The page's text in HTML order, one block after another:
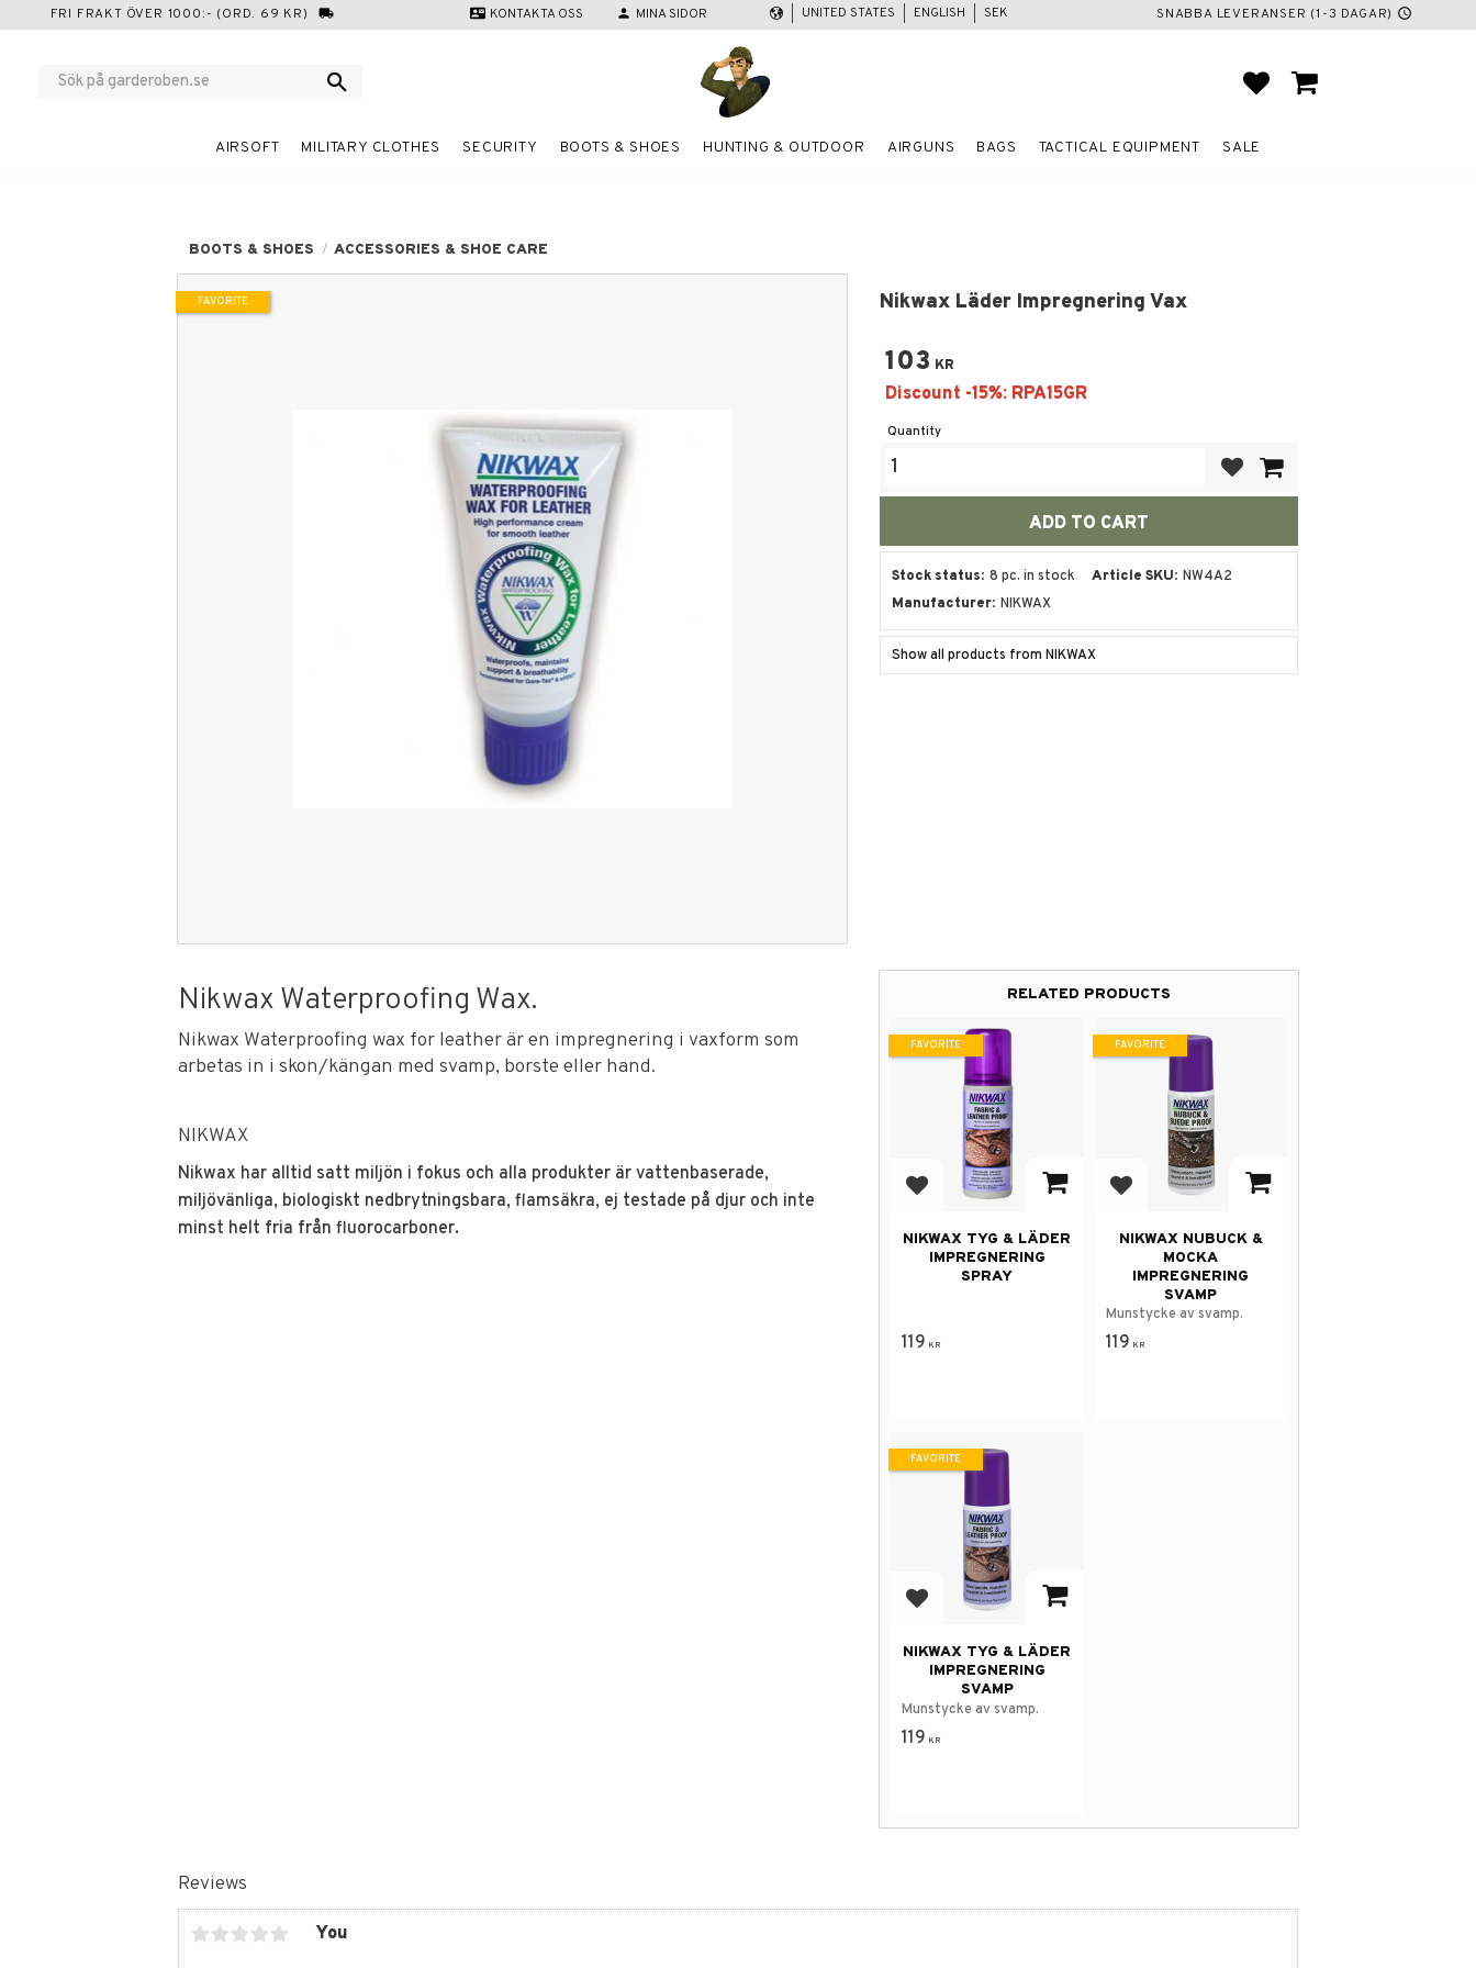
FRI FRAKT ÖVER 1000:- (ORD. 69 KR) local_shipping contact_mail KONTAKTA OSS person MINA SIDOR SNABBA LEVERANSER (1-3 DAGAR) schedule
UNITED STATES ENGLISH SEK
FAVORITES
BASKET
AIRSOFT MILITARY CLOTHES SECURITY BOOTS & SHOES HUNTING & OUTDOOR AIRGUNS BAGS TACTICAL EQUIPMENT SALE
BOOTS & SHOES ACCESSORIES & SHOE CARE
Nikwax Läder Impregnering Vax
FAVORITE
103 KR
Quantity
Stock status 8 pc. in stock Article SKU NW4A2
Manufacturer NIKWAX
Show all products from NIKWAX
Nikwax Waterproofing Wax.
Nikwax Waterproofing wax for leather är en impregnering i vaxform som
arbetas in i skon/kängan med svamp, borste eller hand.
NIKWAX
Nikwax har alltid satt miljön i fokus och alla produkter är vattenbaserade,
miljövänliga, biologiskt nedbrytningsbara, flamsäkra, ej testade på djur och inte
minst helt fria från fluorocarboner.
Reviews
You
RELATED PRODUCTS
Add to favorites
NIKWAX TYG & LÄDER
IMPREGNERING
SPRAY
119 KR
FAVORITE
Add to favorites
NIKWAX NUBUCK &
MOCKA
IMPREGNERING
SVAMP
Munstycke av svamp.
119 KR
FAVORITE
Add to favorites
NIKWAX TYG & LÄDER
IMPREGNERING
SVAMP
Munstycke av svamp.
119 KR
FAVORITE